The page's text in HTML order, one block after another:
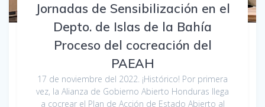
Jornadas de Sensibilización en el
Depto. de Islas de la Bahía
Proceso del cocreación del
PAEAH
17 de noviembre del 2022. ¡Histórico! Por primera
vez, la Alianza de Gobierno Abierto Honduras llega
a cocrear el Plan de Acción de Estado Abierto al